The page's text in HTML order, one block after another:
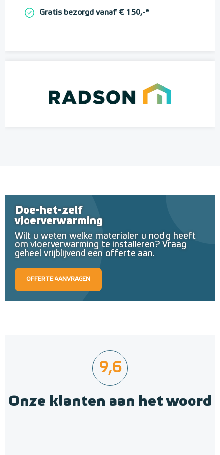
Gratis bezorgd vanaf € 150,-*
Doe-het-zelf
vloerverwarming
Wilt u weten welke materialen u nodig heeft
om vloerverwarming te installeren? Vraag
geheel vrijblijvend een offerte aan.
OFFERTE AANVRAGEN
9,6
Onze klanten aan het woord